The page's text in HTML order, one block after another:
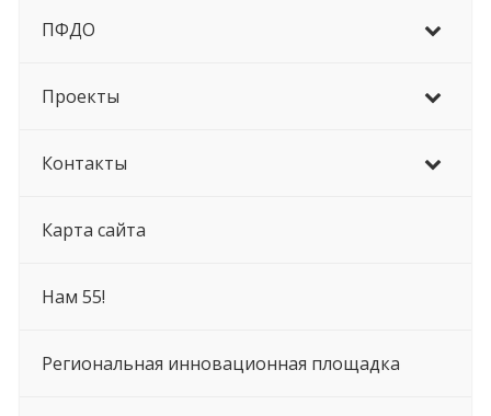
ПФДО
Проекты
Контакты
Карта сайта
Нам 55!
Региональная инновационная площадка